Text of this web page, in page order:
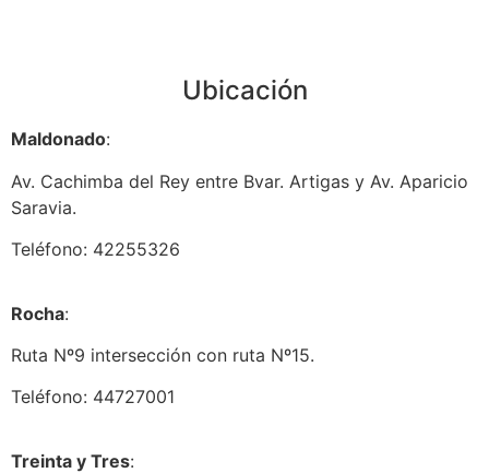
Ubicación
Maldonado:
Av. Cachimba del Rey entre Bvar. Artigas y Av. Aparicio
Saravia.
Teléfono: 42255326
Rocha:
Ruta Nº9 intersección con ruta Nº15.
Teléfono: 44727001
Treinta y Tres: